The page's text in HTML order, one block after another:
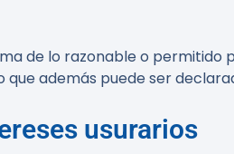
de lo razonable o permitido
además puede ser
usurarios